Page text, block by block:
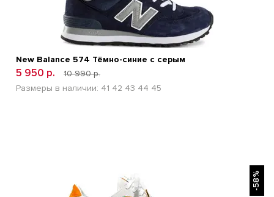
New Balance 574 Тёмно-синие с серым
5 950 р.
10 990 р.
Размеры в наличии: 41 42 43 44 45
-58%